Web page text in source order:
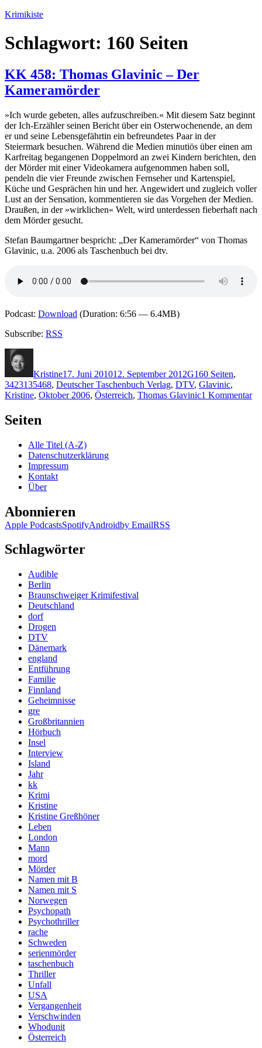
Zum
springen
Krimikiste
Schlagwort: 160 Seiten
KK 458: Thomas Glavinic – Der
Kameramörder
»Ich wurde gebeten, alles aufzuschreiben.« Mit diesem Satz beginnt
der Ich-Erzähler seinen Bericht über ein Osterwochenende, an dem
er und seine Lebensgefährtin ein befreundetes Paar in der
Steiermark besuchen. Während die Medien minutiös über einen am
Karfreitag begangenen Doppelmord an zwei Kindern berichten, den
der Mörder mit einer Videokamera aufgenommen haben soll,
pendeln die vier Freunde zwischen Fernseher und Kartenspiel,
Küche und Gesprächen hin und her. Angewidert und zugleich voller
Lust an der Sensation, kommentieren sie das Vorgehen der Medien.
Draußen, in der »wirklichen« Welt, wird unterdessen fieberhaft nach
dem Mörder gesucht.
Stefan Baumgartner bespricht: „Der Kameramörder“ von Thomas
Glavinic, u.a. 2006 als Taschenbuch bei dtv.
Podcast: Download (Duration: 6:56 — 6.4MB)
Subscribe: RSS
Kristine17. Juni 201012. September 2012G160 Seiten,
3423135468, Deutscher Taschenbuch Verlag, DTV, Glavinic,
Kristine, Oktober 2006, Österreich, Thomas Glavinic1 Kommentarzu
Seiten
Alle Titel (A-Z)
Datenschutzerklärung
Impressum
Kontakt
Über
Abonnieren
Apple PodcastsSpotifyAndroidby EmailRSS
Schlagwörter
Audible
Berlin
Braunschweiger Krimifestival
Deutschland
dorf
Drogen
DTV
Dänemark
england
Entführung
Familie
Finnland
Geheimnisse
gre
Großbritannien
Hörbuch
Insel
Interview
Island
Jahr
kk
Krimi
Kristine
Kristine Greßhöner
Leben
London
Mann
mord
Mörder
Namen mit B
Namen mit S
Norwegen
Psychopath
Psychothriller
rache
Schweden
serienmörder
taschenbuch
Thriller
Unfall
USA
Vergangenheit
Verschwinden
Whodunit
Österreich